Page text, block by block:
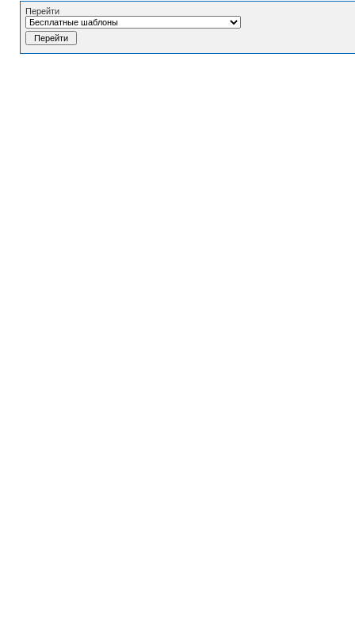
Перейти